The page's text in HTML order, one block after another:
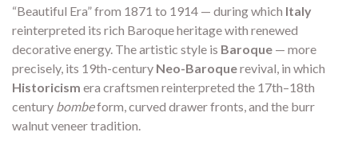
“Beautiful Era” from 1871 to 1914 — during which Italy
reinterpreted its rich Baroque heritage with renewed
decorative energy. The artistic style is Baroque — more
precisely, its 19th-century Neo-Baroquerevival, in which
Historicism era craftsmen reinterpreted the 17th–18th
century bombeform, curved drawer fronts, and the burr
walnut veneer tradition.